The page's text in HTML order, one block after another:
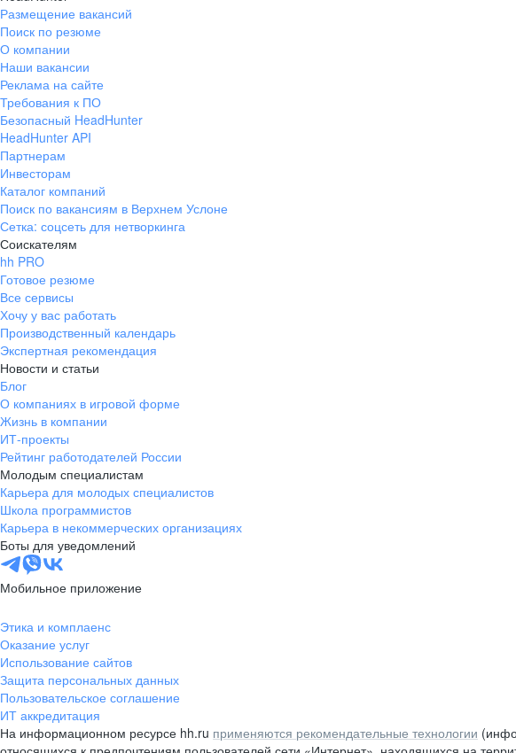
Размещение вакансий
Поиск по резюме
О компании
Наши вакансии
Реклама на сайте
Требования к ПО
Безопасный HeadHunter
HeadHunter API
Партнерам
Инвесторам
Каталог компаний
Поиск по вакансиям в Верхнем Услоне
Сетка: соцсеть для нетворкинга
Соискателям
hh PRO
Готовое резюме
Все сервисы
Хочу у вас работать
Производственный календарь
Экспертная рекомендация
Новости и статьи
Блог
О компаниях в игровой форме
Жизнь в компании
ИТ-проекты
Рейтинг работодателей России
Молодым специалистам
Карьера для молодых специалистов
Школа программистов
Карьера в некоммерческих организациях
Боты для уведомлений
Мобильное приложение
Этика и комплаенс
Оказание услуг
Использование сайтов
Защита персональных данных
Пользовательское соглашение
ИТ аккредитация
На информационном ресурсе hh.ru применяются рекомендательные технологии